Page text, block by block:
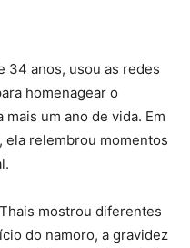
34 anos, usou as redes
homenagear o
mais um ano de vida. Em
ela relembrou momentos
mostrou diferentes
do namoro, a gravidez